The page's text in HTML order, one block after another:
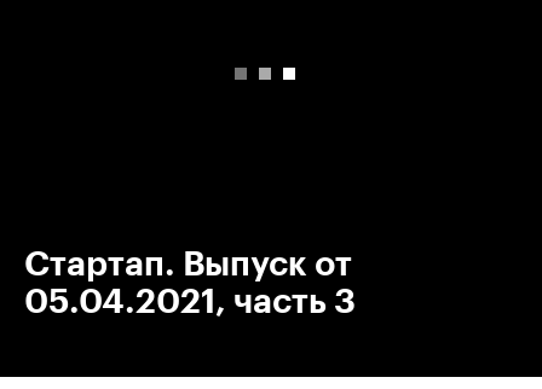
Стартап. Выпуск от
05.04.2021, часть 3